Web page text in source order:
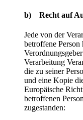
b) Recht auf
Jede von der
betroffene
Verarbeitung
die zu seiner
und eine Kopie
Europäische
betroffenen
zugestanden: